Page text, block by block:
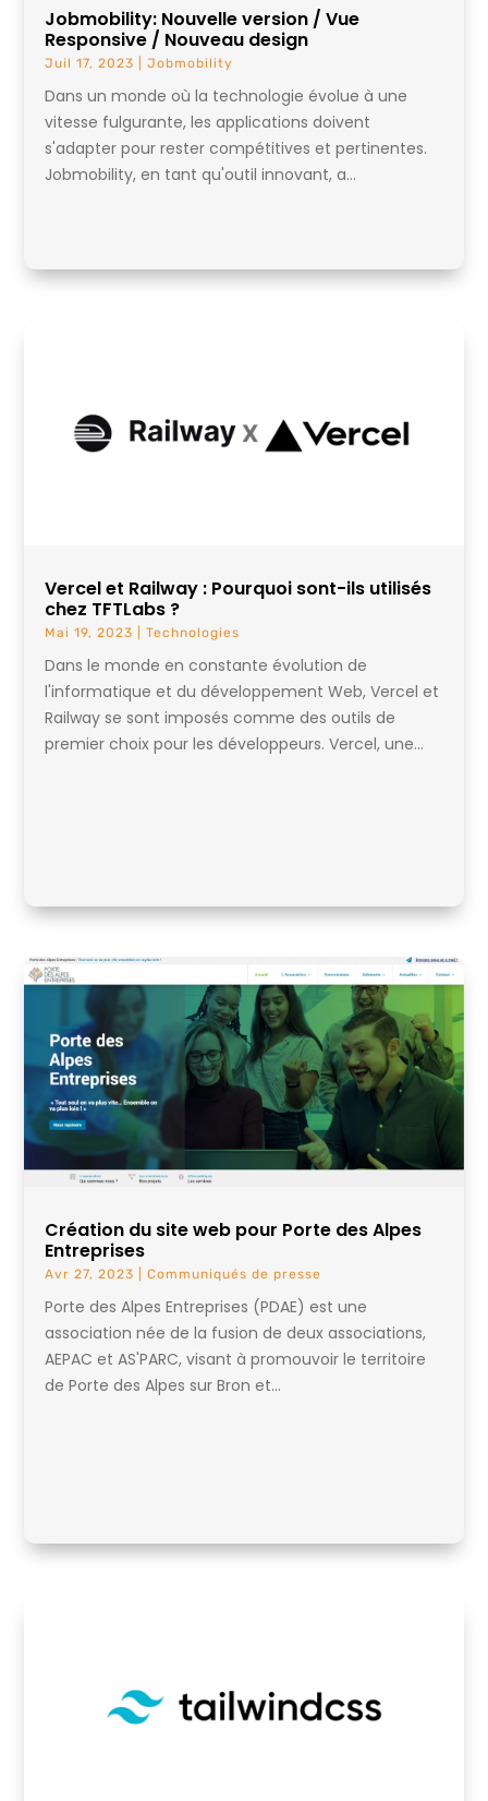
Jobmobility: Nouvelle version / Vue
Responsive / Nouveau design
Juil 17, 2023 |Jobmobility
Dans un monde où la technologie évolue à une
vitesse fulgurante, les applications doivent
s'adapter pour rester compétitives et pertinentes.
Jobmobility, en tant qu'outil innovant, a...
Vercel et Railway : Pourquoi sont-ils utilisés
chez TFTLabs ?
Mai 19, 2023 |Technologies
Dans le monde en constante évolution de
l'informatique et du développement Web, Vercel et
Railway se sont imposés comme des outils de
premier choix pour les développeurs. Vercel, une...
Création du site web pour Porte des Alpes
Entreprises
Avr 27, 2023 |Communiqués de presse
Porte des Alpes Entreprises (PDAE) est une
association née de la fusion de deux associations,
AEPAC et AS'PARC, visant à promouvoir le territoire
de Porte des Alpes sur Bron et...